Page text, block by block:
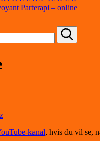
Parterapi – online
kanal, hvis du vil se,